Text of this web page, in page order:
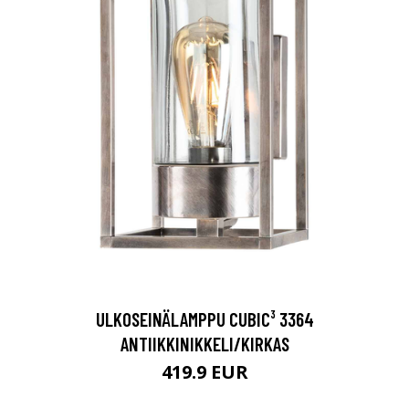
ULKOSEINÄLAMPPU CUBIC³ 3364
ANTIIKKINIKKELI/KIRKAS
419.9 EUR